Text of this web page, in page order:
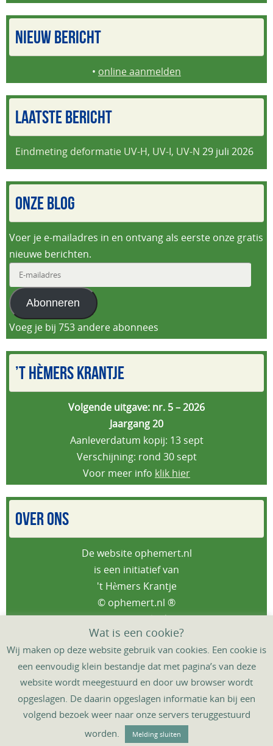
NIEUW BERICHT
• online aanmelden
LAATSTE BERICHT
Eindmeting deformatie UV-H, UV-I, UV-N 29 juli 2026
ONZE BLOG
Voer je e-mailadres in en ontvang als eerste onze gratis
nieuwe berichten.
mailadres
Abonneren
Voeg je bij 753 andere abonnees
’T HÈMERS KRANTJE
Volgende uitgave: nr. 5 – 2026
Jaargang 20
Aanleverdatum kopij: 13 sept
Verschijning: rond 30 sept
Voor meer info klik hier
OVER ONS
De website ophemert.nl
is een initiatief van
't Hèmers Krantje
© ophemert.nl ®
Privacybeleid
HOME DORPSAGENDA
‘T HÈMERS KRANTJE
DORPSGIDS
DORPSTAFEL
Mogelijk gemaakt door't Hèmers Krantje ,mcovdv©
Wat is een cookie?
Wij maken op deze website gebruik van cookies. Een cookie is
een eenvoudig klein bestandje dat met pagina’s van deze
website wordt meegestuurd en door uw browser wordt
opgeslagen. De daarin opgeslagen informatie kan bij een
volgend bezoek weer naar onze servers teruggestuurd
worden.
Melding sluiten